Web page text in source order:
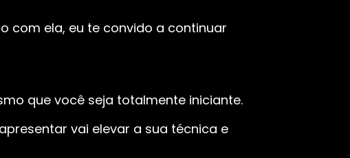
com ela, eu te convido a continuar
que você seja totalmente iniciante.
vai elevar a sua técnica e